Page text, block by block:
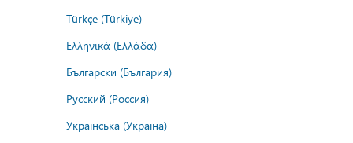
Türkçe (Türkiye)
Ελληνικά (Ελλάδα)
Български (България)
Русский (Россия)
Українська (Україна)